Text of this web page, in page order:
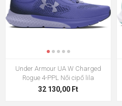
Under Armour UA W Charged
Rogue 4-PPL Női cipő lila
32 130,00 Ft